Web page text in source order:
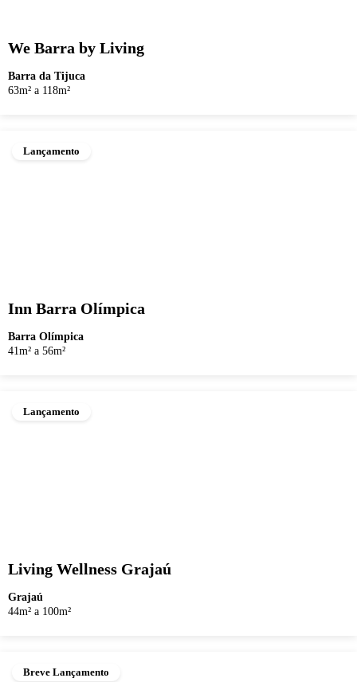
We Barra by Living
Barra da Tijuca
63m² a 118m²
Lançamento
Inn Barra Olímpica
Barra Olímpica
41m² a 56m²
Lançamento
Living Wellness Grajaú
Grajaú
44m² a 100m²
Breve Lançamento